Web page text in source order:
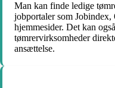
Man kan finde ledige
jobportaler som
hjemmesider. Det kan
tømrervirksomheder
ansættelse.